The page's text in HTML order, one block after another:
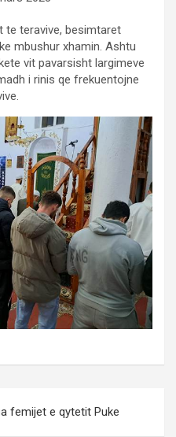
te teravive, besimtaret
mbushur xhamin. Ashtu
vit pavarsisht largimeve
i rinis qe frekuentojne
femijet e qytetit Puke